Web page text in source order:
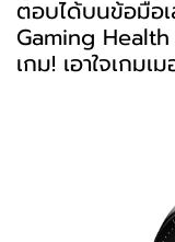
ตอบได้บนข้อมือ
Gaming
เกม! เอาใจเกม